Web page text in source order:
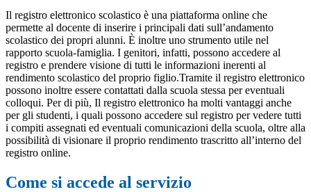
Il registro elettronico scolastico è una piattaforma online che
permette al docente di inserire i principali dati sull’andamento
scolastico dei propri alunni. È inoltre uno strumento utile nel
rapporto scuola-famiglia. I genitori, infatti, possono accedere al
registro e prendere visione di tutti le informazioni inerenti al
rendimento scolastico del proprio figlio.Tramite il registro elettronico
possono inoltre essere contattati dalla scuola stessa per eventuali
colloqui. Per di più, Il registro elettronico ha molti vantaggi anche
per gli studenti, i quali possono accedere sul registro per vedere tutti
i compiti assegnati ed eventuali comunicazioni della scuola, oltre alla
possibilità di visionare il proprio rendimento trascritto all’interno del
registro online.
Come si accede al servizio